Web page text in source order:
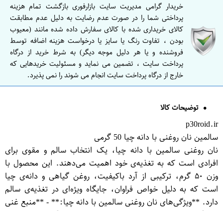
خریدار گرامی مدیریت سایت بازارفوری بازگشت تمام هزینه
پرداختی شما را در صورت عدم رضایت به دلیل عدم مطابقت
کالای خریداری شده با کالای سفارش داده شده مانند (معیوب
بودن ، تفاوت رنگ یا سایز یا درخواست هزینه اضافه توسط
فروشنده و یا هر دلیل موجه دیگر) به شرط خرید از درگاه
پرداخت سایت ، تضمین می نماید و مسئولیت خریدهایی که
خارج از درگاه پرداخت سایت انجام می شوند را نمی پذیرد.
توضیحات کالا
p30roid.ir
سالمین نان روغنی با دانه چیا 50 گرمی
نان روغنی سالمین با دانه چیا، یک انتخاب سالم و مقوی برای
افرادی است که به تغذیه‌ی خود اهمیت می‌دهند. این محصول با
وزن ۵۰ گرم، ترکیبی از آرد باکیفیت، روغن گیاهی و دانه‌ی چیا
است که به دلیل خواص فراوان، جایگاه ویژه‌ای در تغذیه‌ی سالم
دارد. **ویژگی‌های نان روغنی سالمین با دانه چیا:** - **منبع غنی